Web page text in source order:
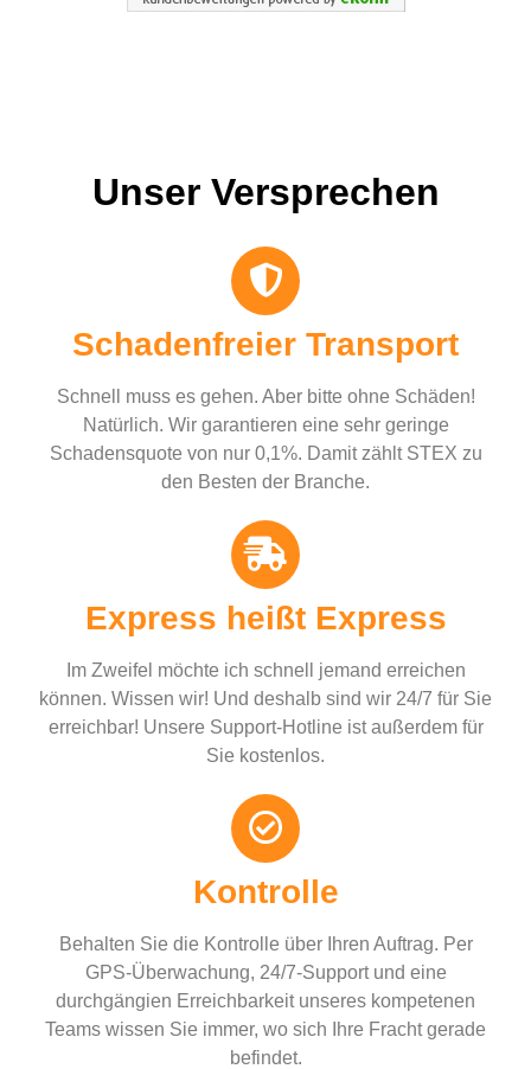
Unser Versprechen
Schadenfreier Transport
Schnell muss es gehen. Aber bitte ohne Schäden!
Natürlich. Wir garantieren eine sehr geringe
Schadensquote von nur 0,1%. Damit zählt STEX zu
den Besten der Branche.
Express heißt Express
Im Zweifel möchte ich schnell jemand erreichen
können. Wissen wir! Und deshalb sind wir 24/7 für Sie
erreichbar! Unsere Support-Hotline ist außerdem für
Sie kostenlos.
Kontrolle
Behalten Sie die Kontrolle über Ihren Auftrag. Per
GPS-Überwachung, 24/7-Support und eine
durchgängien Erreichbarkeit unseres kompetenen
Teams wissen Sie immer, wo sich Ihre Fracht gerade
befindet.